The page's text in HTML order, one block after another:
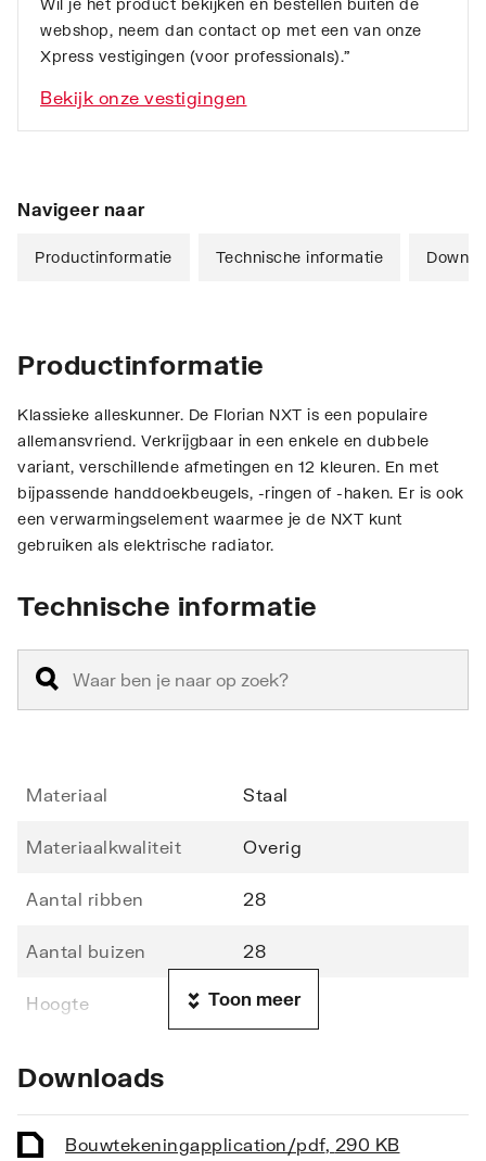
webshop, neem dan contact op met een van onze
Xpress vestigingen (voor professionals).”
Bekijk onze vestigingen
Navigeer naar
Productinformatie Technische informatie
Productinformatie
Klassieke alleskunner. De Florian NXT is een populaire
allemansvriend. Verkrijgbaar in een enkele en dubbele
variant, verschillende afmetingen en 12 kleuren. En met
bijpassende handdoekbeugels, -ringen of -haken. Er is ook
een verwarmingselement waarmee je de NXT kunt
gebruiken als elektrische radiator.
Technische informatie
Materiaal Staal
Materiaalkwaliteit Overig
Aantal ribben 28
Aantal buizen 28
Hoogte 1210
Toon meer
Downloads
Bouwtekeningapplication/pdf, 290 KB